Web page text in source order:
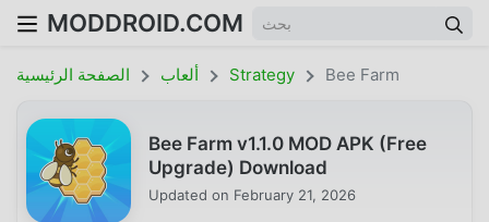
MODDROID.COM
الصفحة الرئيسية ألعاب Strategy Bee Farm
Bee Farm v1.1.0 MOD APK (Free
Upgrade) Download
Updated on February 21, 2026